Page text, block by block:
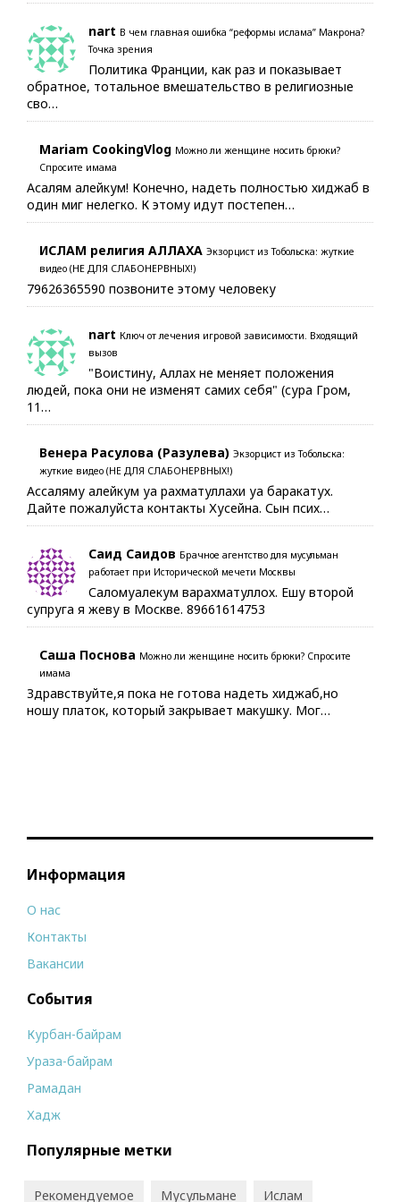
nart В чем главная ошибка “реформы ислама” Макрона?
Точка зрения
Политика Франции, как раз и показывает
обратное, тотальное вмешательство в религиозные
сво…
Mariam CookingVlog Можно ли женщине носить брюки?
Спросите имама
Асалям алейкум! Конечно, надеть полностью хиджаб в
один миг нелегко. К этому идут постепен…
ИСЛАМ религия АЛЛАХА Экзорцист из Тобольска: жуткие
видео (НЕ ДЛЯ СЛАБОНЕРВНЫХ!)
79626365590 позвоните этому человеку
nart Ключ от лечения игровой зависимости. Входящий
вызов
"Воистину, Аллах не меняет положения
людей, пока они не изменят самих себя" (сура Гром,
11…
Венера Расулова (Разулева) Экзорцист из Тобольска:
жуткие видео (НЕ ДЛЯ СЛАБОНЕРВНЫХ!)
Ассаляму алейкум уа рахматуллахи уа баракатух.
Дайте пожалуйста контакты Хусейна. Сын псих…
Саид Саидов Брачное агентство для мусульман
работает при Исторической мечети Москвы
Саломуалекум варахматуллох. Ешу второй
супруга я жеву в Москве. 89661614753
Саша Поснова Можно ли женщине носить брюки? Спросите
имама
Здравствуйте,я пока не готова надеть хиджаб,но
ношу платок, который закрывает макушку. Мог…
Информация
О нас
Контакты
Вакансии
События
Курбан-байрам
Ураза-байрам
Рамадан
Хадж
Популярные метки
Рекомендуемое Мусульмане Ислам